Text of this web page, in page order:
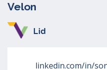
Velon
Lid
linkedin.com/in/